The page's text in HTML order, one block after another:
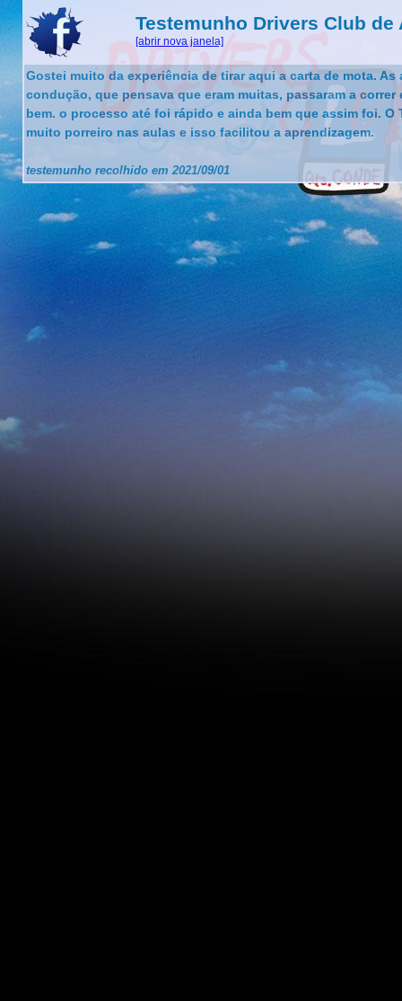
Testemunho Drivers Club de
[abrir nova janela]
Gostei muito da experiência de tirar aqui a carta de mota. As
condução, que pensava que eram muitas, passaram a correr
bem. o processo até foi rápido e ainda bem que assim foi. O
muito porreiro nas aulas e isso facilitou a aprendizagem.
testemunho recolhido em 2021/09/01